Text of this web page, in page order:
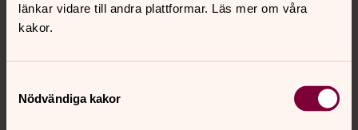
länkar vidare till andra plattformar. Läs mer om våra
kakor.
Nödvändiga kakor
Kalender